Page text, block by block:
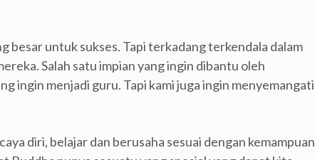
besar untuk sukses. Tapi terkadang terkendala dalam
Salah satu impian yang ingin dibantu oleh
ingin menjadi guru. Tapi kami juga ingin menyemangati
diri, belajar dan berusaha sesuai dengan kemampuan